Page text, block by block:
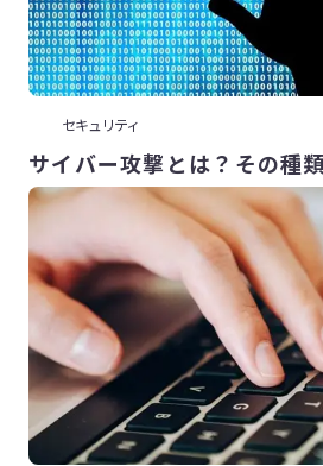
セキュリティ
サイバー攻撃とは？その種